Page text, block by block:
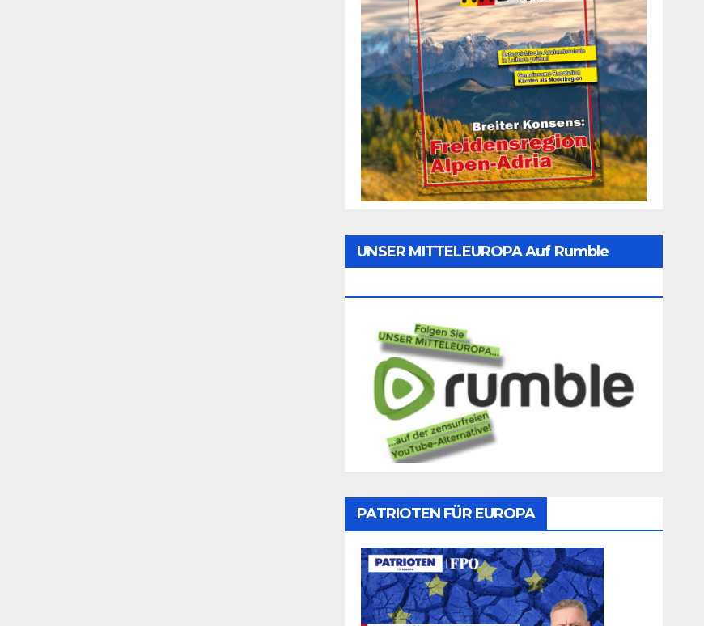
UNSER MITTELEUROPA Auf Rumble
PATRIOTEN FÜR EUROPA